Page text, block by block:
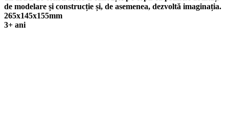
de modelare și construcție și, de asemenea, dezvoltă imaginația.
265х145х155mm
3+ ani